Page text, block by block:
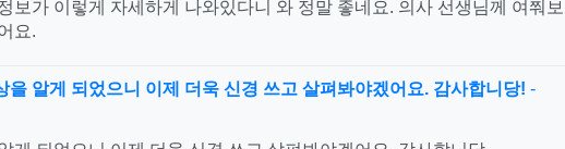
보가 이렇게 자세하게 나와있다니 와 정말 좋네요. 의사 선생님께 여쭤보
요.
을 알게 되었으니 이제 더욱 신경 쓰고 살펴봐야겠어요. 감사합니당! -